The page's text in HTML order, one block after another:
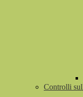
Controlli